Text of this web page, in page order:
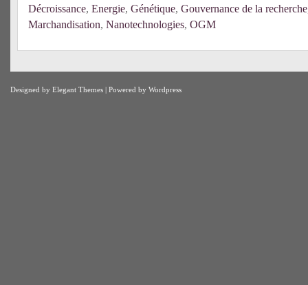
Décroissance, Energie, Génétique, Gouvernance de la recherche
Marchandisation, Nanotechnologies, OGM
Designed by Elegant Themes | Powered by Wordpress